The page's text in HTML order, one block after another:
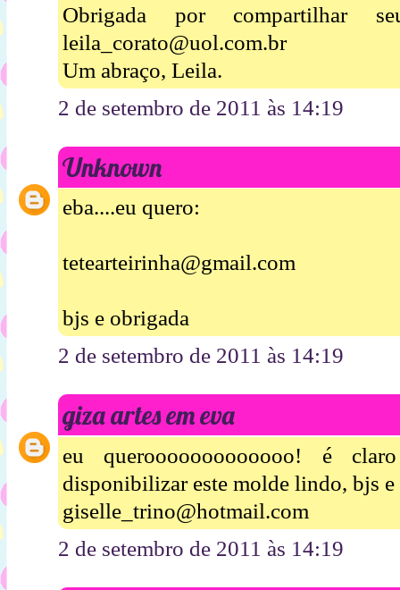
Obrigada por compartilhar
leila_corato@uol.com.br
Um abraço, Leila.
2 de setembro de 2011 às 14:19
Unknown
eba....eu quero:
tetearteirinha@gmail.com
bjs e obrigada
2 de setembro de 2011 às 14:19
giza artes em eva
eu querooooooooooooo! é
disponibilizar este molde lindo, bjs e
giselle_trino@hotmail.com
2 de setembro de 2011 às 14:19